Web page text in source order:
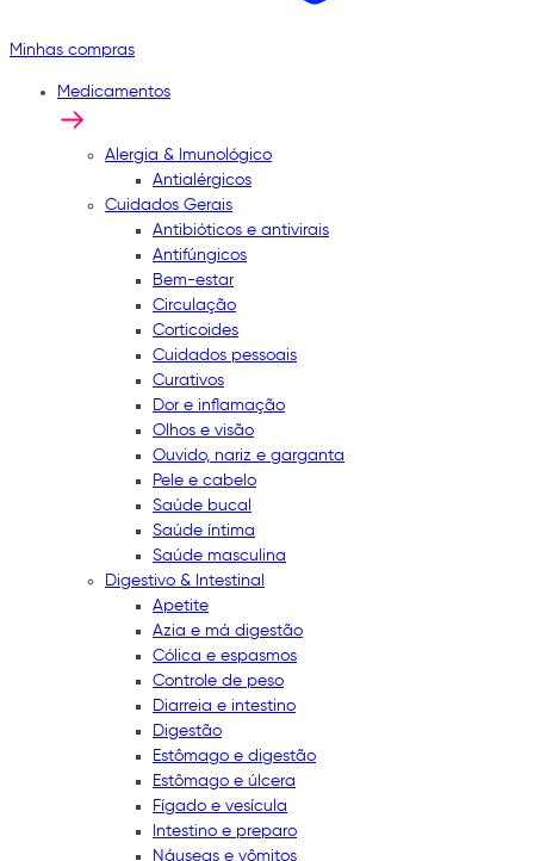
Minhas compras
Medicamentos
Alergia & Imunológico
Antialérgicos
Cuidados Gerais
Antibióticos e antivirais
Antifúngicos
Bem-estar
Circulação
Corticoides
Cuidados pessoais
Curativos
Dor e inflamação
Olhos e visão
Ouvido, nariz e garganta
Pele e cabelo
Saúde bucal
Saúde íntima
Saúde masculina
Digestivo & Intestinal
Apetite
Azia e má digestão
Cólica e espasmos
Controle de peso
Diarreia e intestino
Digestão
Estômago e digestão
Estômago e úlcera
Fígado e vesícula
Intestino e preparo
Náuseas e vômitos